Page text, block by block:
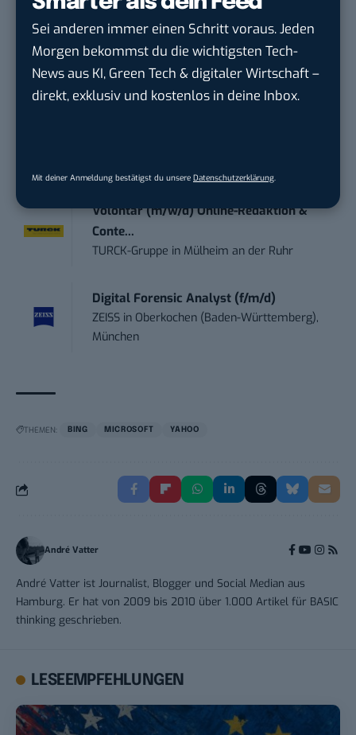
Sei anderen immer einen Schritt voraus. Jeden
Morgen bekommst du die wichtigsten Tech-
News aus KI, Green Tech & digitaler Wirtschaft –
direkt, exklusiv und kostenlos in deine Inbox.
Mit deiner Anmeldung bestätigst du unsere Datenschutzerklärung.
Ferdinand Bilstein GmbH & Co. KG in
Ennepetal
Volontär (m/w/d) Online-Redaktion &
Conte...
TURCK-Gruppe in Mülheim an der Ruhr
Digital Forensic Analyst (f/m/d)
ZEISS in Oberkochen (Baden-Württemberg),
München
THEMEN: BING MICROSOFT YAHOO
André Vatter
André Vatter ist Journalist, Blogger und Social Median aus
Hamburg. Er hat von 2009 bis 2010 über 1.000 Artikel für BASIC
thinking geschrieben.
LESEEMPFEHLUNGEN